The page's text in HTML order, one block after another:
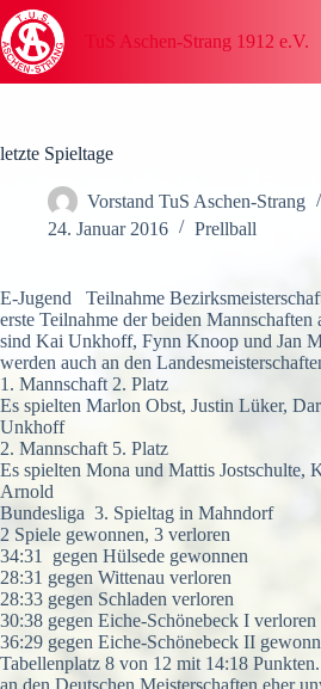
Zum
Inhalt
springen
TuS Aschen-Strang 1912 e.V.
letzte Spieltage
Vorstand TuS Aschen-Strang
24. Januar 2016
Prellball
E-Jugend Teilnahme
erste Teilnahme der beiden
sind Kai Unkhoff, Fynn Knoop und Jan
werden auch an den
1. Mannschaft 2. Platz
Es spielten Marlon Obst, Justin Lüker,
Unkhoff
2. Mannschaft 5. Platz
Es spielten Mona und Mattis Jostschulte,
Arnold
Bundesliga 3. Spieltag in Mahndorf
2 Spiele gewonnen, 3 verloren
34:31 gegen Hülsede gewonnen
28:31 gegen Wittenau verloren
28:33 gegen Schladen verloren
30:38 gegen Eiche-Schönebeck I verloren
36:29 gegen Eiche-Schönebeck II
Tabellenplatz 8 von 12 mit 14:18
an den Deutschen Meisterschaften eher